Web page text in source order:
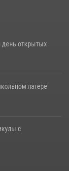
день открытых
лагере
с